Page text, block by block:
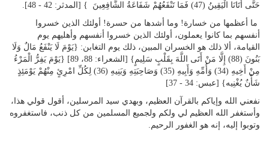
حَتَّى أَتَانَا الْيَقِينُ (47) فَمَا تَنْفَعُهُمْ شَفَاعَةُ الشَّافِعِينَ } [المدثر: 42 - 48].
ما أعظمها من خسارة! وما أشدها من حسرة! أولئك الذين خسروا
أنفسهم بما كانوا يعملون، أولئك الذين خسروا أنفسهم وأهليهم يوم
القيامة، ألا ذلك هو الخسران المبين، ذلك يوم التغابن: {يَوْمَ لَا يَنْفَعُ مَالٌ وَلَا
بَنُونَ (88) إِلَّا مَنْ أَتَى اللَّهَ بِقَلْبٍ سَلِيمٍ} [الشعراء: 88، 89] {يَوْمَ يَفِرُّ الْمَرْءُ
مِنْ أَخِيهِ (34) وَأُمِّهِ وَأَبِيهِ (35) وَصَاحِبَتِهِ وَبَنِيهِ (36) لِكُلِّ امْرِئٍ مِنْهُمْ يَوْمَئِذٍ
شَأْنٌ يُغْنِيه} [عبس: 34 - 37]
نفعني الله وإياكم بالقرآن العظيم، وبهدي سيد المرسلين، أقول قولي هذا،
وأستغفر الله العظيم لي ولكم ولجميع المسلمين من كل ذنب، فاستغفروه
وتوبوا إليه، إنه هو الغفور الرحيم.